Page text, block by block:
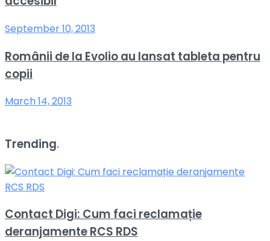
September 10, 2013
Românii de la Evolio au lansat tableta pentru
copii
March 14, 2013
Trending.
Contact Digi: Cum faci reclamație
deranjamente RCS RDS